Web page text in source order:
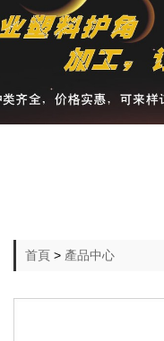
首頁 > 產品中心